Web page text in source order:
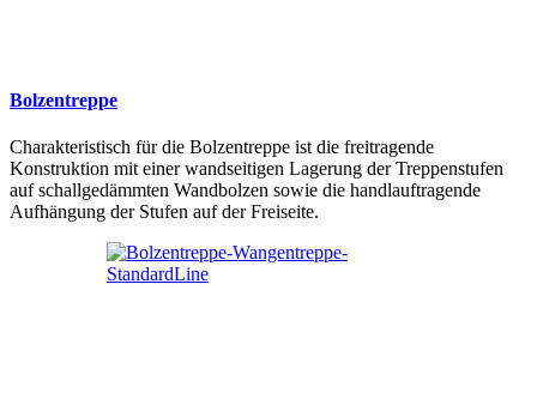
Bolzentreppe
Charakteristisch für die Bolzentreppe ist die freitragende
Konstruktion mit einer wandseitigen Lagerung der Treppenstufen
auf schallgedämmten Wandbolzen sowie die handlauftragende
Aufhängung der Stufen auf der Freiseite.